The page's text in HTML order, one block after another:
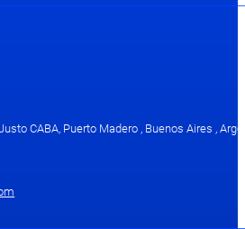
CABA, Puerto Madero , Buenos Aires ,